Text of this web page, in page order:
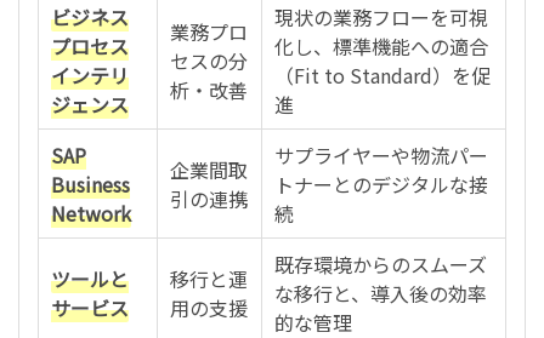
ビジネス
プロセス
インテリ
ジェンス
業務プロ
セスの分
析・改善
現状の業務フローを可視
化し、標準機能への適合
（Fit to Standard）を促
進
SAP
Business
Network
企業間取
引の連携
サプライヤーや物流パー
トナーとのデジタルな接
続
ツールと
サービス
移行と運
用の支援
既存環境からのスムーズ
な移行と、導入後の効率
的な管理